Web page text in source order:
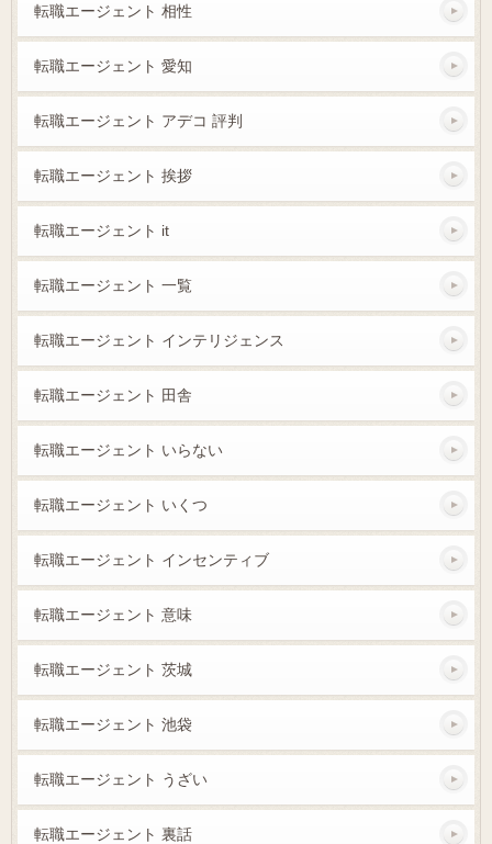
転職エージェント 相性
転職エージェント 愛知
転職エージェント アデコ 評判
転職エージェント 挨拶
転職エージェント it
転職エージェント 一覧
転職エージェント インテリジェンス
転職エージェント 田舎
転職エージェント いらない
転職エージェント いくつ
転職エージェント インセンティブ
転職エージェント 意味
転職エージェント 茨城
転職エージェント 池袋
転職エージェント うざい
転職エージェント 裏話